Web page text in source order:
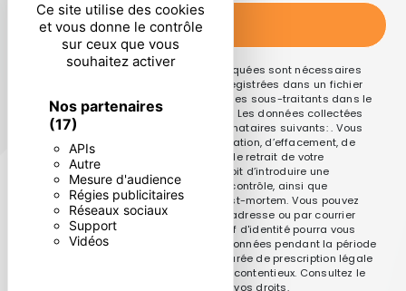
Ce site utilise des cookies
et vous donne le contrôle
sur ceux que vous
souhaitez activer
Nos partenaires
(17)
APIs
Autre
Mesure d'audience
Régies publicitaires
Réseaux sociaux
Support
Vidéos
ENVOYER
** Les données personnelles communiquées sont nécessaires
aux fins de vous contacter et sont enregistrées dans un fichier
informatisé. Elles sont destinées à et ses sous-traitants dans le
seul but de répondre à votre message. Les données collectées
seront communiquées aux seuls destinataires suivants: . Vous
disposez de droits d’accès, de rectification, d’effacement, de
portabilité, de limitation, d’opposition, de retrait de votre
consentement à tout moment et du droit d’introduire une
réclamation auprès d’une autorité de contrôle, ainsi que
d’organiser le sort de vos données post-mortem. Vous pouvez
exercer ces droits par voie postale à l'adresse ou par courrier
électronique à l'adresse . Un justificatif d'identité pourra vous
être demandé. Nous conservons vos données pendant la période
de prise de contact puis pendant la durée de prescription légale
aux fins probatoires et de gestion des contentieux. Consultez le
site cnil.fr pour plus d’informations sur vos droits.